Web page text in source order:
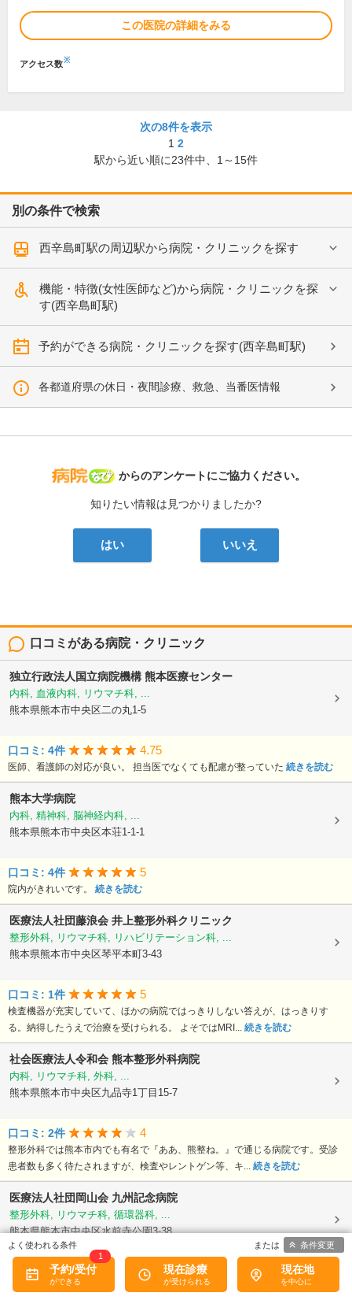
この医院の詳細をみる
アクセス数※
次の8件を表示
1 2
駅から近い順に23件中、 1～15件
別の条件で検索
西辛島町駅の周辺駅から病院・クリニックを探す
機能・特徴(女性医師など)から病院・クリニックを探
す(西辛島町駅)
予約ができる病院・クリニックを探す(西辛島町駅)
各都道府県の休日・夜間診療、救急、当番医情報
病院なび
からのアンケートにご協力ください。
知りたい情報は見つかりましたか?
はい いいえ
口コミがある病院・クリニック
独立行政法人国立病院機構熊本医療センター
内科, 血液内科, リウマチ科, ...
熊本県熊本市中央区二の丸1-5
口コミ: 4件 4.75
医師、看護師の対応が良い。 担当医でなくても配慮が整っていた 続きを読む
熊本大学病院
内科, 精神科, 脳神経内科, ...
熊本県熊本市中央区本荘1-1-1
口コミ: 4件 5
院内がきれいです。 続きを読む
医療法人社団藤浪会 井上整形外科クリニック
整形外科, リウマチ科, リハビリテーション科, ...
熊本県熊本市中央区琴平本町3-43
口コミ: 1件 5
検査機器が充実していて、ほかの病院ではっきりしない答えが、はっきりす
る。納得したうえで治療を受けられる。 よそではMRI... 続きを読む
社会医療法人令和会 熊本整形外科病院
内科, リウマチ科, 外科, ...
熊本県熊本市中央区九品寺1丁目15-7
口コミ: 2件 4
整形外科では熊本市内でも有名で『ああ、熊整ね。』で通じる病院です。受診
患者数も多く待たされますが、検査やレントゲン等、キ... 続きを読む
医療法人社団岡山会 九州記念病院
整形外科, リウマチ科, 循環器科, ...
熊本県熊本市中央区水前寺公園3-38
口コミ: 3件 4.33
私ごとで、日曜日に入院させて頂きました。オペも無事に終わり、(頚椎ヘルニ
予約/受付
1
現在診療 現在地
条件変更